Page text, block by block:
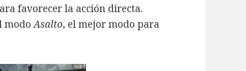
favorecer la acción directa.
modoAsalto, el mejor modo para